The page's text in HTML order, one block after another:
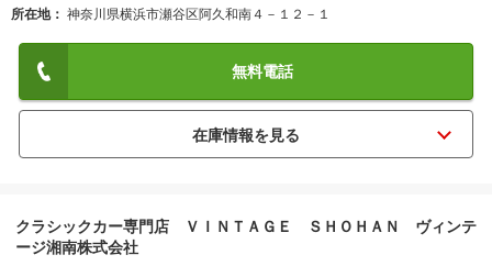
所在地
神奈川県横浜市瀬谷区阿久和南４－１２－１
無料電話
クラシックカー専門店 ＶＩＮＴＡＧＥ ＳＨＯＨＡＮ ヴィンテ
ージ湘南株式会社